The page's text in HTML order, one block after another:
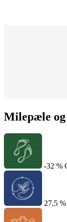
Milepæle og
-32 %
27,5